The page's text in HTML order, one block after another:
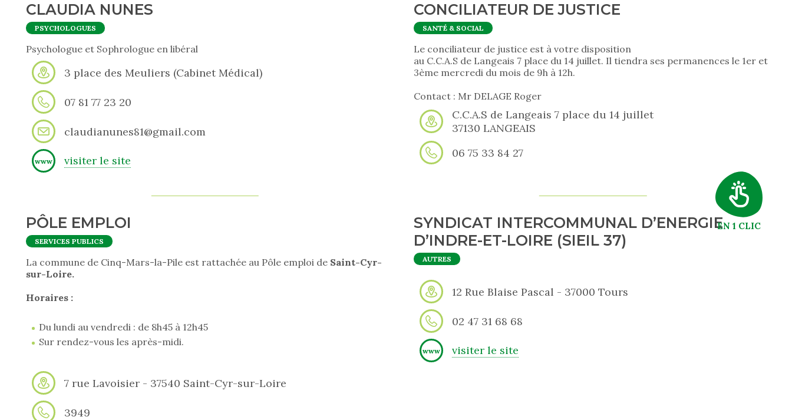
EN 1 CLIC
CLAUDIA NUNES
PSYCHOLOGUES
Psychologue et Sophrologue en libéral
3 place des Meuliers (Cabinet Médical)
07 81 77 23 20
claudianunes81@gmail.com
www visiter le site
CONCILIATEUR DE JUSTICE
SANTÉ & SOCIAL
Le conciliateur de justice est à votre disposition
au C.C.A.S de Langeais 7 place du 14 juillet. Il tiendra ses permanences le 1er et
3ème mercredi du mois de 9h à 12h.
Contact : Mr DELAGE Roger
C.C.A.S de Langeais 7 place du 14 juillet
37130 LANGEAIS
06 75 33 84 27
PÔLE EMPLOI
SERVICES PUBLICS
La commune de Cinq-Mars-la-Pile est rattachée au Pôle emploi de Saint-Cyr-
sur-Loire.
Horaires :
Du lundi au vendredi : de 8h45 à 12h45
Sur rendez-vous les après-midi.
7 rue Lavoisier - 37540 Saint-Cyr-sur-Loire
3949
SYNDICAT INTERCOMMUNAL D’ENERGIE
D’INDRE-ET-LOIRE (SIEIL 37)
AUTRES
12 Rue Blaise Pascal - 37000 Tours
02 47 31 68 68
www visiter le site